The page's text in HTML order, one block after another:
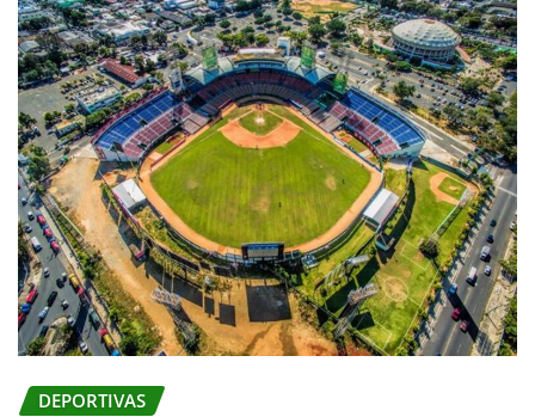
DEPORTIVAS